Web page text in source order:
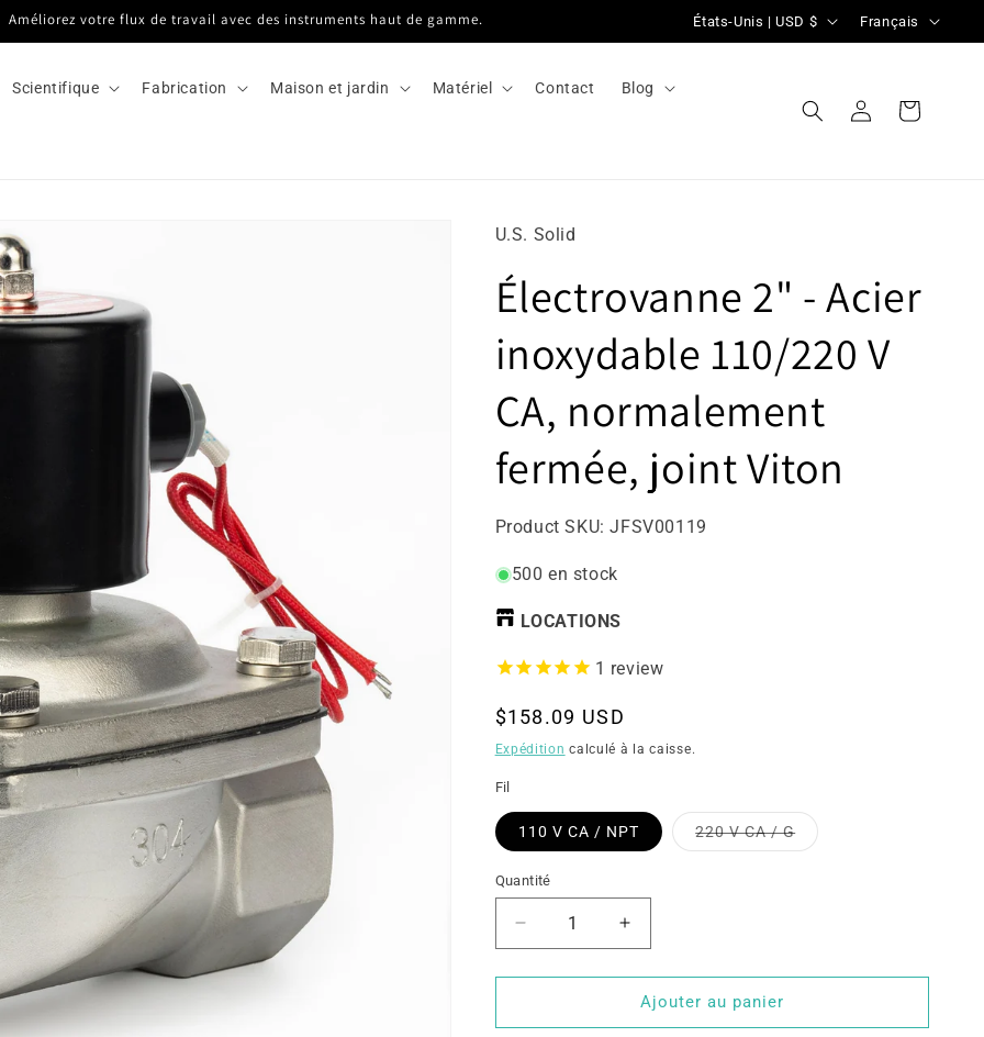
Améliorez votre flux de travail avec des instruments haut de gamme.
a
i
o
n
États-Unis | USD $
a
g
Français
Scientifique Fabrication Maison et jardin Matériel Contact Blog
connecter
Panier
U.S. Solid
Électrovanne 2" - Acier
inoxydable 110/220 V
CA, normalement
fermée, joint Viton
UGS:
Product SKU:JFSV00119
500 en stock
LOCATIONS
1 review
Prix
régulier
$158.09 USD
Expédition calculé à la caisse.
Fil
110 V CA / NPT 220 V CA / GVariante
épuisée
Quantité
Diminuer
la
quantité
Électrovanne
Augmenter
la
quantité
pour
Électrovanne
Ajouter au panier